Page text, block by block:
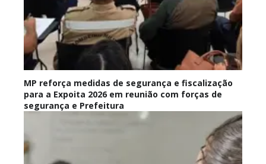
MP reforça medidas de segurança e fiscalização
para a Expoita 2026 em reunião com forças de
segurança e Prefeitura